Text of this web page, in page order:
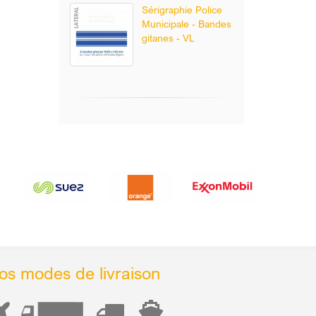
Sérigraphie Police
Municipale - Bandes
gitanes - VL
modes de livraison